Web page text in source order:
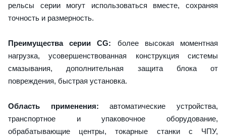
рельсы серии могут использоваться вместе, сохраняя
точность и размерность.
Преимущества серии CG: более высокая моментная
нагрузка, усовершенствованная конструкция системы
смазывания, дополнительная защита блока от
повреждения, быстрая установка.
Область применения: автоматические устройства,
транспортное и упаковочное оборудование,
обрабатывающие центры, токарные станки с ЧПУ,